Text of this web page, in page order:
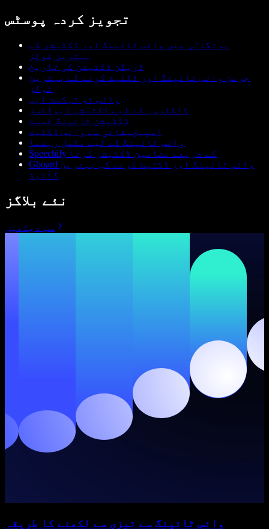
تجویز کردہ پوسٹس
پرتگالی میں وائس ٹائپنگ اور ڈکٹیشن کے
بہترین ٹولز
ڈریگن ڈکٹیشن کی تاریخ
جرمن وائس ٹائپنگ اور ڈکٹیٹ کرنے کے بہترین
ٹولز
وائس ٹو ٹیکسٹ ایپ
ڈاکٹروں کے لیے ڈکٹیشن ڈیوائسز
ڈکٹیشن ٹائپنگ ٹیسٹ
اسپیچیفائی سے وائس ڈکٹیٹ
وائس ٹائپنگ کے لیے مکمل رہنما
Speechify کے ذریعے مضامین ڈکٹیشن کرنا
Gboard وائس ٹائپنگ اور ڈکٹیٹ کرنے کی بہترین
گائیڈ
نئے بلاگز
سب دیکھیں
وائس ٹائپنگ سے تیزی سے لکھنے کا طریقہ